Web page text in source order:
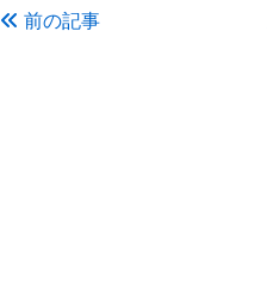
前の記事